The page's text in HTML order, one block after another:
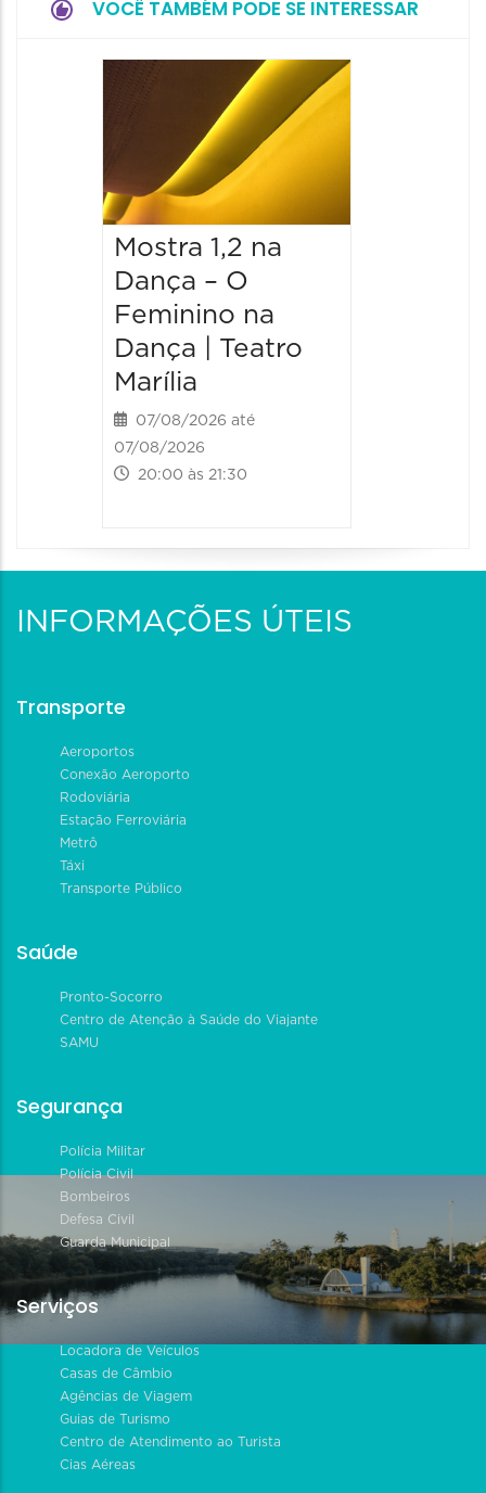
VOCÊ TAMBÉM PODE SE INTERESSAR
Mostra 1,2 na
Dança – O
Feminino na
Dança | Teatro
Marília
07/08/2026 até
07/08/2026
20:00 às 21:30
INFORMAÇÕES ÚTEIS
Transporte
Aeroportos
Conexão Aeroporto
Rodoviária
Estação Ferroviária
Metrô
Táxi
Transporte Público
Saúde
Pronto-Socorro
Centro de Atenção à Saúde do Viajante
SAMU
Segurança
Polícia Militar
Polícia Civil
Bombeiros
Defesa Civil
Guarda Municipal
Serviços
Locadora de Veículos
Casas de Câmbio
Agências de Viagem
Guias de Turismo
Centro de Atendimento ao Turista
Cias Aéreas